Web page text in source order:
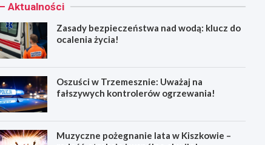
Aktualności
Zasady bezpieczeństwa nad wodą: klucz do
ocalenia życia!
Oszuści w Trzemesznie: Uważaj na
fałszywych kontrolerów ogrzewania!
Muzyczne pożegnanie lata w Kiszkowie –